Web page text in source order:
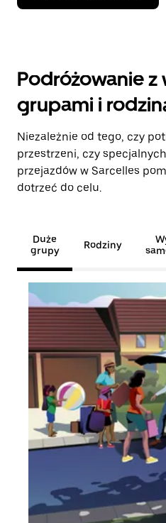
Podróżowanie z
grupami i
Niezależnie od tego, czy
przestrzeni, czy
przejazdów w Sarcelles
dotrzeć do celu.
Duże
grupy
Rodziny